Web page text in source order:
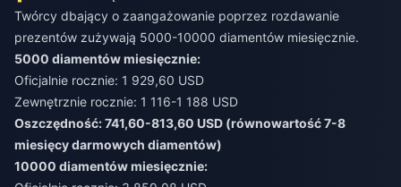
Twórcy dbający o zaangażowanie poprzez rozdawanie
prezentów zużywają 5000-10000 diamentów miesięcznie.
5000 diamentów miesięcznie:
Oficjalnie rocznie: 1 929,60 USD
Zewnętrznie rocznie: 1 116-1 188 USD
Oszczędność: 741,60-813,60 USD (równowartość 7-8
miesięcy darmowych diamentów)
10000 diamentów miesięcznie: